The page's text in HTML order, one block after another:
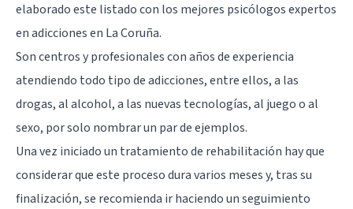
elaborado este listado con los mejores psicólogos expertos
en adicciones en La Coruña.
Son centros y profesionales con años de experiencia
atendiendo todo tipo de adicciones, entre ellos, a las
drogas, al alcohol, a las nuevas tecnologías, al juego o al
sexo, por solo nombrar un par de ejemplos.
Una vez iniciado un tratamiento de rehabilitación hay que
considerar que este proceso dura varios meses y, tras su
finalización, se recomienda ir haciendo un seguimiento